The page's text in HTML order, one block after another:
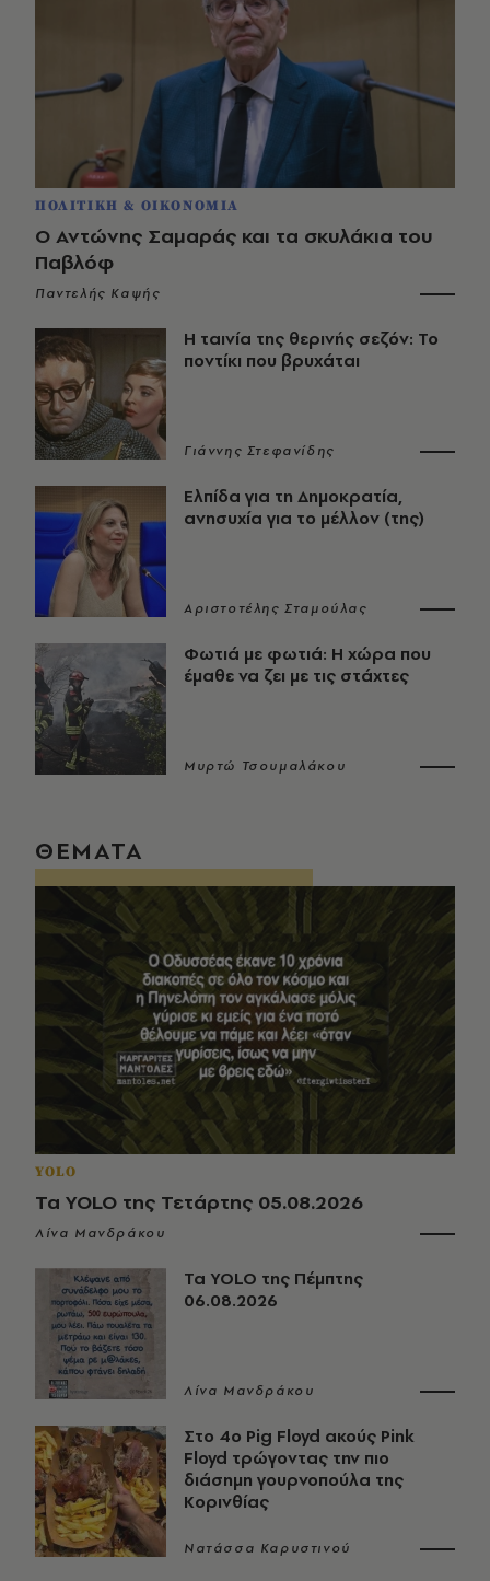
ΠΟΛΙΤΙΚΗ & ΟΙΚΟΝΟΜΙΑ
Ο Αντώνης Σαμαράς και τα σκυλάκια του
Παβλόφ
Παντελής Καψής
Η ταινία της θερινής σεζόν: Το
ποντίκι που βρυχάται
Γιάννης Στεφανίδης
Ελπίδα για τη Δημοκρατία,
ανησυχία για το μέλλον (της)
Αριστοτέλης Σταμούλας
Φωτιά με φωτιά: Η χώρα που
έμαθε να ζει με τις στάχτες
Μυρτώ Τσουμαλάκου
ΘΕΜΑΤΑ
YOLO
Τα YOLO της Τετάρτης 05.08.2026
Λίνα Μανδράκου
Τα YOLO της Πέμπτης
06.08.2026
Λίνα Μανδράκου
Στο 4ο Pig Floyd ακούς Pink
Floyd τρώγοντας την πιο
διάσημη γουρνοπούλα της
Κορινθίας
Νατάσσα Καρυστινού